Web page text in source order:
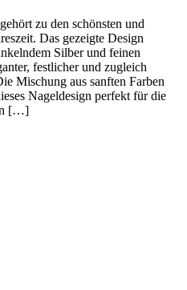
zu den schönsten und
Das gezeigte Design
Silber und feinen
festlicher und zugleich
Mischung aus sanften Farben
Nageldesign perfekt für die
[…]